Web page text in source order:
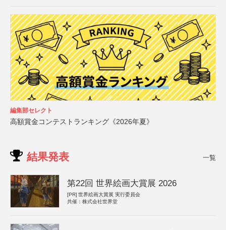
編集部セレクト
高額賞金コンテストランキング《2026年夏》
結果発表 一覧
第22回 世界絵画大賞展 2026
[PR] 世界絵画大賞展 実行委員会
共催：株式会社世界堂